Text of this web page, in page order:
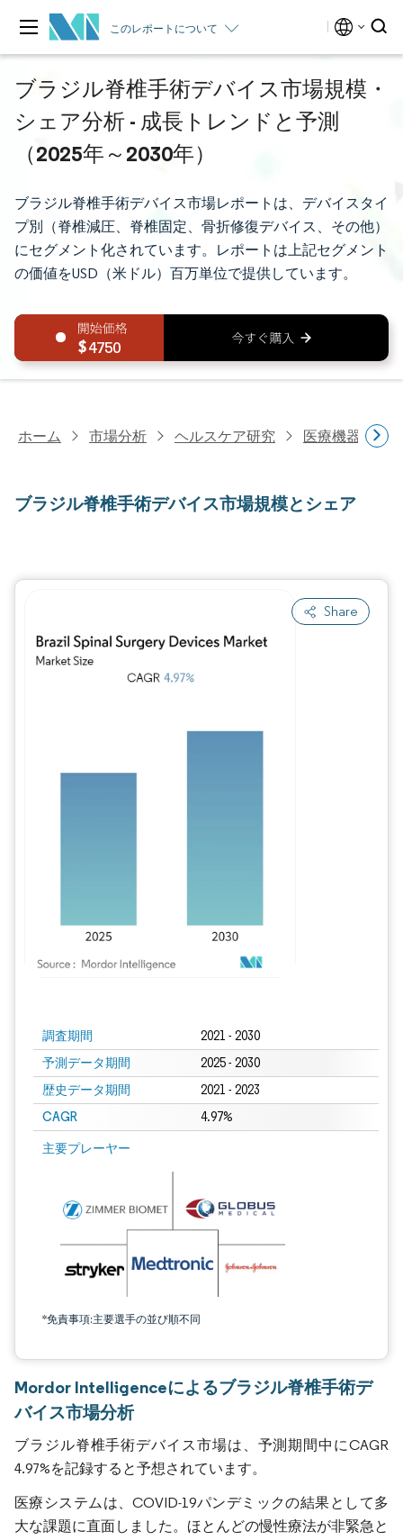
このレポートについて
ブラジル脊椎手術デバイス市場規模・
シェア分析 - 成長トレンドと予測
（2025年～2030年）
ブラジル脊椎手術デバイス市場レポートは、デバイスタイ
プ別（脊椎減圧、脊椎固定、骨折修復デバイス、その他）
にセグメント化されています。レポートは上記セグメント
の価値をUSD（米ドル）百万単位で提供しています。
4750
ホーム 市場分析 ヘルスケア研究 医療機器研究
ブラジル脊椎手術デバイス市場規模とシェア
Share
調査期間 2021 - 2030
予測データ期間 2025 - 2030
歴史データ期間 2021 - 2023
CAGR 4.97%
主要プレーヤー
*免責事項:主要選手の並び順不同
Mordor Intelligenceによるブラジル脊椎手術デ
バイス市場分析
ブラジル脊椎手術デバイス市場は、予測期間中にCAGR
4.97%を記録すると予想されています。
医療システムは、COVID-19パンデミックの結果として多
大な課題に直面しました。ほとんどの慢性療法が非緊急と